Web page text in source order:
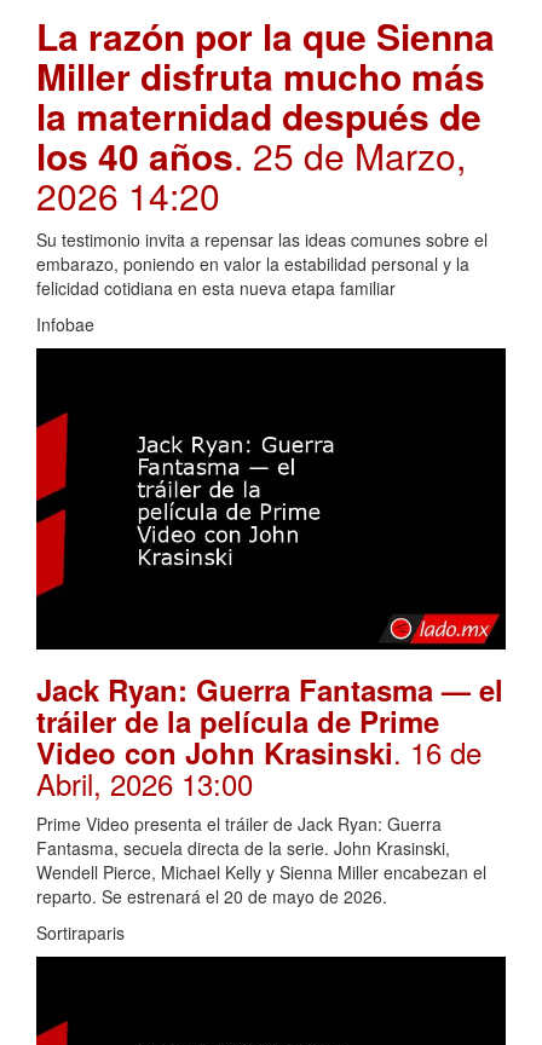
La razón por la que Sienna
Miller disfruta mucho más
la maternidad después de
los 40 años. 25 de Marzo,
2026 14:20
Su testimonio invita a repensar las ideas comunes sobre el
embarazo, poniendo en valor la estabilidad personal y la
felicidad cotidiana en esta nueva etapa familiar
Infobae
Jack Ryan: Guerra Fantasma — el
tráiler de la película de Prime
Video con John Krasinski. 16 de
Abril, 2026 13:00
Prime Video presenta el tráiler de Jack Ryan: Guerra
Fantasma, secuela directa de la serie. John Krasinski,
Wendell Pierce, Michael Kelly y Sienna Miller encabezan el
reparto. Se estrenará el 20 de mayo de 2026.
Sortiraparis